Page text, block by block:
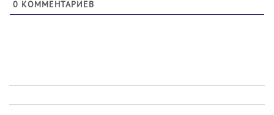
0 КОММЕНТАРИЕВ